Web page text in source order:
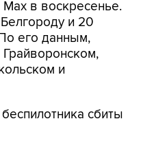
в воскресенье.
и 20
его данным,
и
сбиты